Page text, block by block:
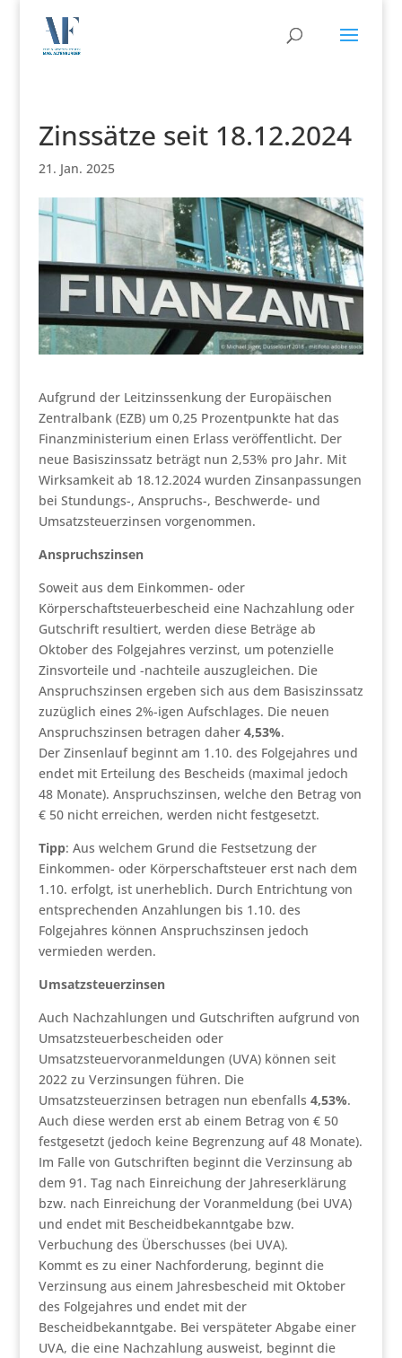
Zinssätze seit 18.12.2024
21. Jan. 2025
Aufgrund der Leitzinssenkung der Europäischen
Zentralbank (EZB) um 0,25 Prozentpunkte hat das
Finanzministerium einen Erlass veröffentlicht. Der
neue Basiszinssatz beträgt nun 2,53% pro Jahr. Mit
Wirksamkeit ab 18.12.2024 wurden Zinsanpassungen
bei Stundungs-, Anspruchs-, Beschwerde- und
Umsatzsteuerzinsen vorgenommen.
Anspruchszinsen
Soweit aus dem Einkommen- oder
Körperschaftsteuerbescheid eine Nachzahlung oder
Gutschrift resultiert, werden diese Beträge ab
Oktober des Folgejahres verzinst, um potenzielle
Zinsvorteile und -nachteile auszugleichen. Die
Anspruchszinsen ergeben sich aus dem Basiszinssatz
zuzüglich eines 2%-igen Aufschlages. Die neuen
Anspruchszinsen betragen daher 4,53%.
Der Zinsenlauf beginnt am 1.10. des Folgejahres und
endet mit Erteilung des Bescheids (maximal jedoch
48 Monate). Anspruchszinsen, welche den Betrag von
€ 50 nicht erreichen, werden nicht festgesetzt.
Tipp: Aus welchem Grund die Festsetzung der
Einkommen- oder Körperschaftsteuer erst nach dem
1.10. erfolgt, ist unerheblich. Durch Entrichtung von
entsprechenden Anzahlungen bis 1.10. des
Folgejahres können Anspruchszinsen jedoch
vermieden werden.
Umsatzsteuerzinsen
Auch Nachzahlungen und Gutschriften aufgrund von
Umsatzsteuerbescheiden oder
Umsatzsteuervoranmeldungen (UVA) können seit
2022 zu Verzinsungen führen. Die
Umsatzsteuerzinsen betragen nun ebenfalls 4,53%.
Auch diese werden erst ab einem Betrag von € 50
festgesetzt (jedoch keine Begrenzung auf 48 Monate).
Im Falle von Gutschriften beginnt die Verzinsung ab
dem 91. Tag nach Einreichung der Jahreserklärung
bzw. nach Einreichung der Voranmeldung (bei UVA)
und endet mit Bescheidbekanntgabe bzw.
Verbuchung des Überschusses (bei UVA).
Kommt es zu einer Nachforderung, beginnt die
Verzinsung aus einem Jahresbescheid mit Oktober
des Folgejahres und endet mit der
Bescheidbekanntgabe. Bei verspäteter Abgabe einer
UVA, die eine Nachzahlung ausweist, beginnt die